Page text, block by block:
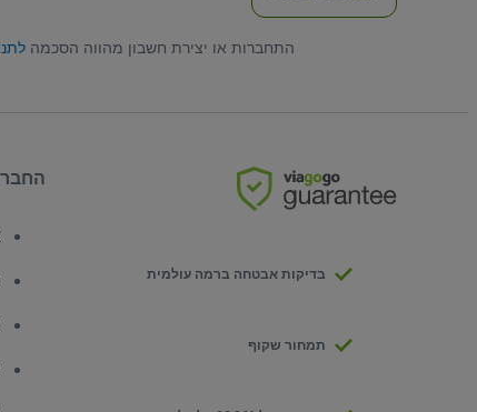
התחברות או יצירת חשבון מהווה הסכמה
בדיקות אבטחה ברמה עולמית
תמחור שקוף